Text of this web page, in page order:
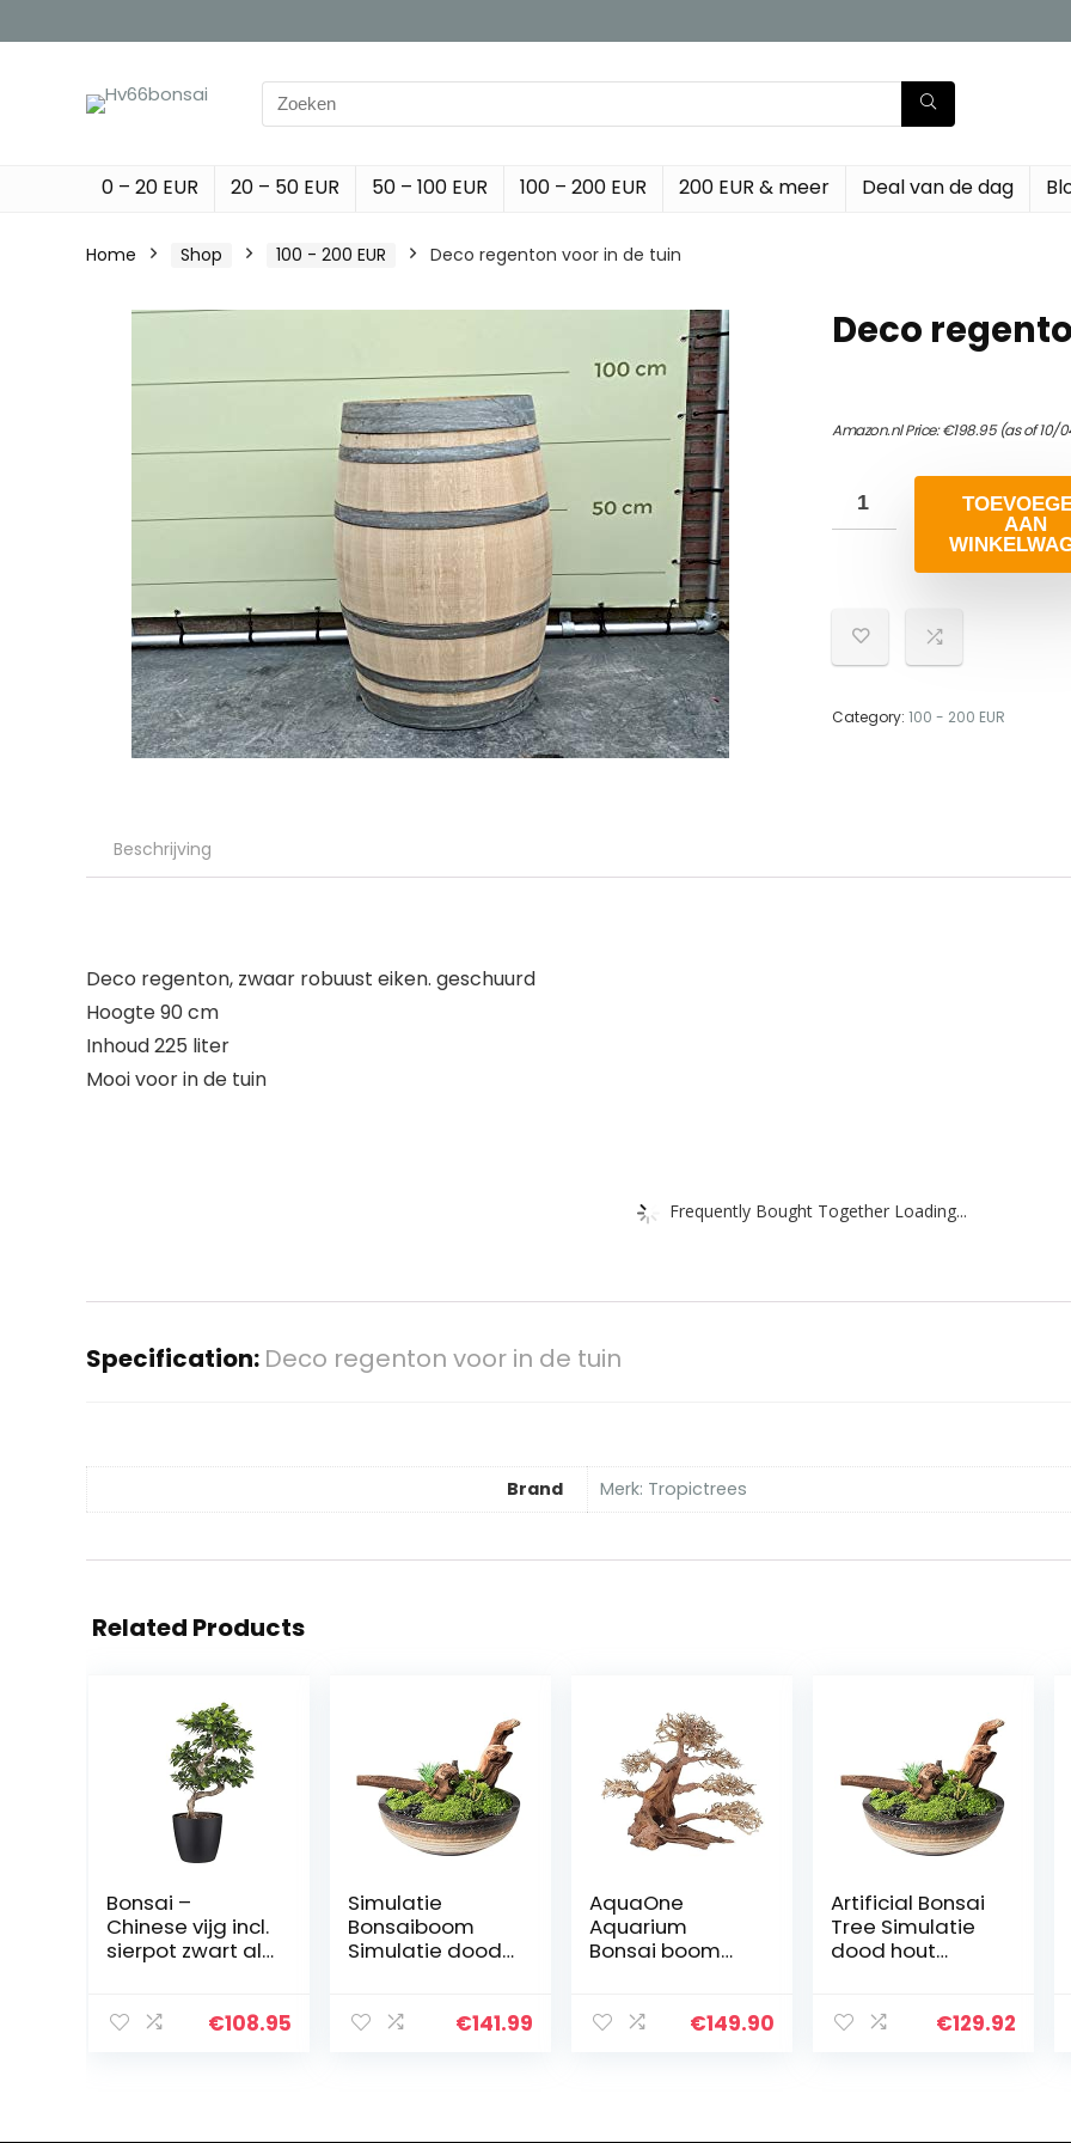
Search
for:
0 – 20 EUR 20 – 50 EUR 50 – 100 EUR 100 – 200 EUR 200 EUR & meer Deal van de dag
Home Shop 100 - 200 EUR Deco regenton voor in de tuin
Deco
Amazon.nl Price:€198.95(as of 10/
AAN
Category: 100 - 200 EUR
Beschrijving
Deco regenton, zwaar robuust eiken. geschuurd
Hoogte 90 cm
Inhoud 225 liter
Mooi voor in de tuin
Frequently Bought Together Loading...
Specification: Deco regenton voor in de tuin
Brand Merk: Tropictrees
Related Products
Bonsai –
Chinese vijg incl.
sierpot zwart als
€108.95
Simulatie
Bonsaiboom
Simulatie dood
woonkamer
€141.99
AquaOne
Aquarium
Bonsai boom
hout 50x25x40
€149.90
Artificial Bonsai
Tree Simulatie
dood hout
woonkamer
€129.92